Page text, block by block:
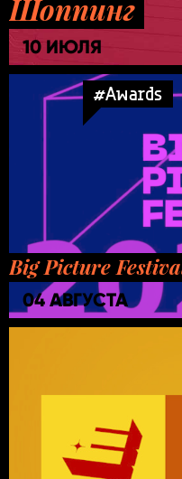
Шоппинг
10 ИЮЛЯ
#Awards
Big Picture
04 АВГУСТА